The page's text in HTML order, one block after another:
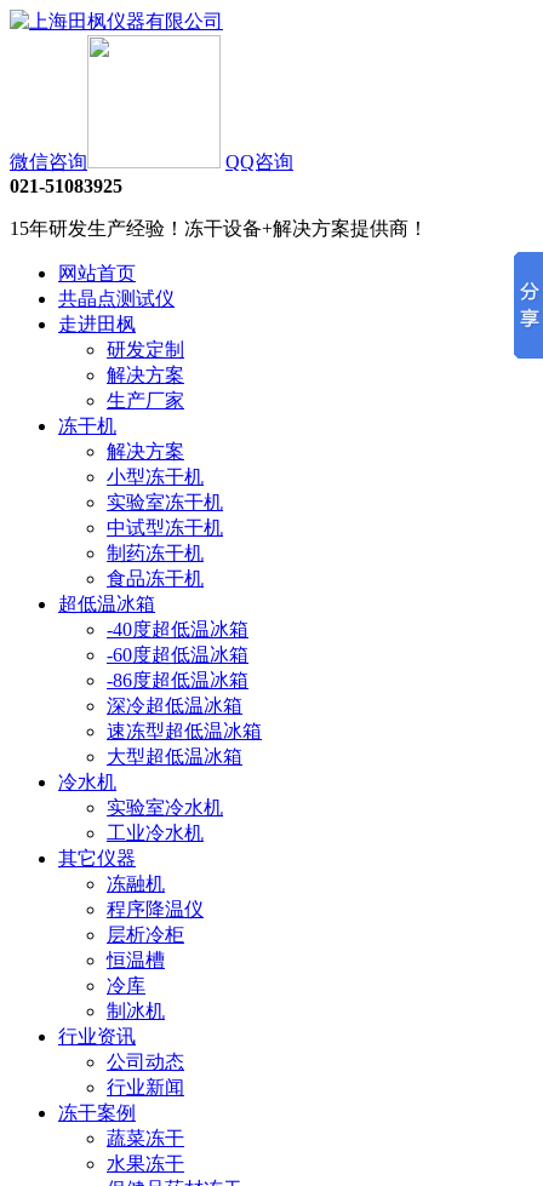
微信咨询
QQ咨询
021-51083925
15年研发生产经验！冻干设备+解决方案提供商！
网站首页
共晶点测试仪
走进田枫
研发定制
解决方案
生产厂家
冻干机
解决方案
小型冻干机
实验室冻干机
中试型冻干机
制药冻干机
食品冻干机
超低温冰箱
-40度超低温冰箱
-60度超低温冰箱
-86度超低温冰箱
深冷超低温冰箱
速冻型超低温冰箱
大型超低温冰箱
冷水机
实验室冷水机
工业冷水机
其它仪器
冻融机
程序降温仪
层析冷柜
恒温槽
冷库
制冰机
行业资讯
公司动态
行业新闻
冻干案例
蔬菜冻干
水果冻干